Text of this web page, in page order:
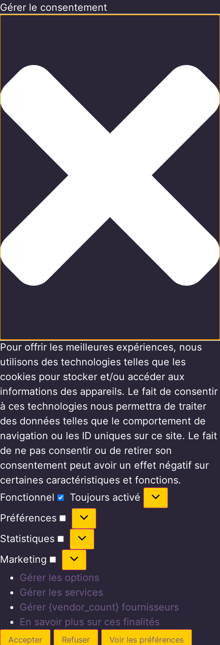
Gérer le consentement
Pour offrir les meilleures expériences, nous
utilisons des technologies telles que les
cookies pour stocker et/ou accéder aux
informations des appareils. Le fait de consentir
à ces technologies nous permettra de traiter
des données telles que le comportement de
navigation ou les ID uniques sur ce site. Le fait
de ne pas consentir ou de retirer son
consentement peut avoir un effet négatif sur
certaines caractéristiques et fonctions.
Fonctionnel
Toujours activé
Préférences
Statistiques
Marketing
Gérer les options
Gérer les services
Gérer {vendor_count} fournisseurs
En savoir plus sur ces finalités
Accepter Refuser Voir les préférences